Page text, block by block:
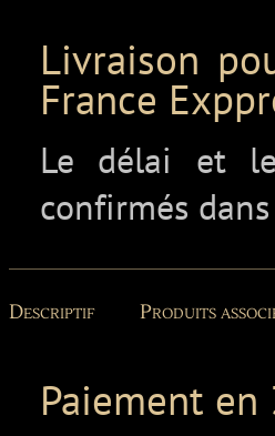
Livraison
France
Le délai et
confirmés
Descriptif Produits
Paiement en